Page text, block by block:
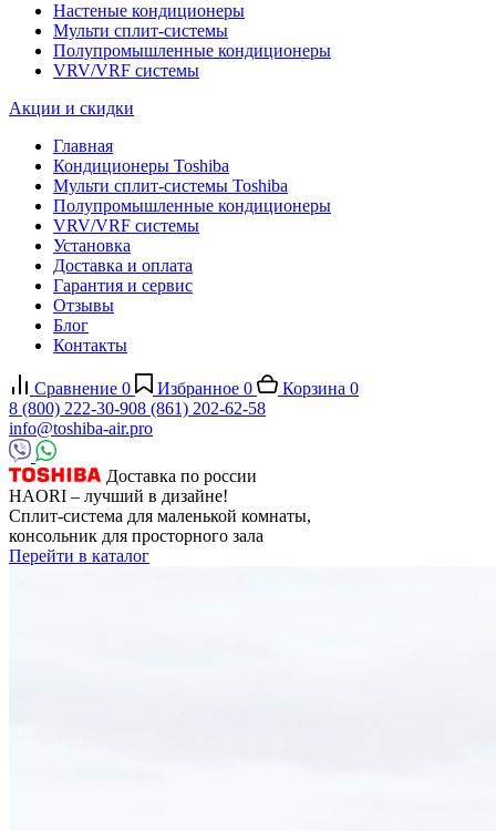
Настеные кондиционеры
Мульти сплит-системы
Полупромышленные кондиционеры
VRV/VRF системы
Акции и скидки
Главная
Кондиционеры Toshiba
Мульти сплит-системы Toshiba
Полупромышленные кондиционеры
VRV/VRF системы
Установка
Доставка и оплата
Гарантия и сервис
Отзывы
Блог
Контакты
Сравнение 0 Избранное 0 Корзина 0
8 (800) 222-30-908 (861) 202-62-58
info@toshiba-air.pro
Доставка по россии
HAORI – лучший в дизайне!
Сплит-система для маленькой комнаты,
консольник для просторного зала
Перейти в каталог